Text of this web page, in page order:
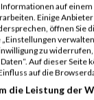
Draheim
Schurig
Moenius
Zerrahn
Beck
auf einem
Einige
öffnen Sie
zu
Auf dieser
auf die
die Leistung der